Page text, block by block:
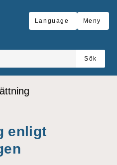
Language Meny
Sök
enligt